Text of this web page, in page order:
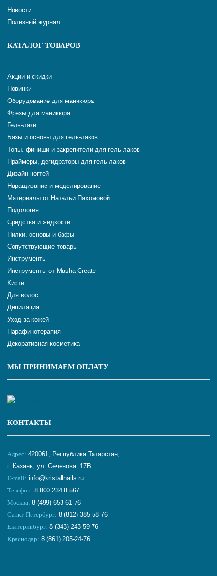
Новости
Полезный журнал
КАТАЛОГ ТОВАРОВ
Акции и скидки
Новинки
Оборудование для маникюра
Фрезы для маникюра
Гель-лаки
Базы и основы для гель-лаков
Топы, финиши и закрепители для гель-лаков
Праймеры, дегидраторы для гель-лаков
Дизайн ногтей
Наращивание и моделирование
Материалы от Натальи Пахомовой
Подология
Средства и жидкости
Пилки, основы и бафы
Сопутствующие товары
Инструменты
Инструменты от Masha Create
Кисти
Для волос
Депиляция
Уход за кожей
Парафинотерапия
Декоративная косметика
МЫ ПРИНИМАЕМ ОПЛАТУ
КОНТАКТЫ
Адрес: 420061, Республика Татарстан,
г. Казань, ул. Сеченова, 17В
E-mail: info@kristallnails.ru
Телефон: 8 800 234-8-567
Москва: 8 (499) 653-61-76
Санкт-Петербург: 8 (812) 385-58-76
Екатеринбург: 8 (343) 243-59-76
Краснодар: 8 (861) 205-24-76